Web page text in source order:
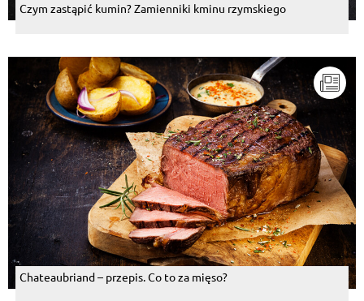
Czym zastąpić kumin? Zamienniki kminu rzymskiego
Chateaubriand – przepis. Co to za mięso?